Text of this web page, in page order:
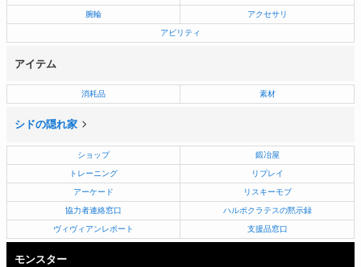
腕輪 アクセサリ
アビリティ
アイテム
消耗品 素材
シドの隠れ家
ショップ 鍛冶屋
トレーニング リプレイ
アーケード リスキーモブ
協力者連絡窓口 ハルポクラテスの黙示録
ヴィヴィアンレポート 支援品窓口
モンスター